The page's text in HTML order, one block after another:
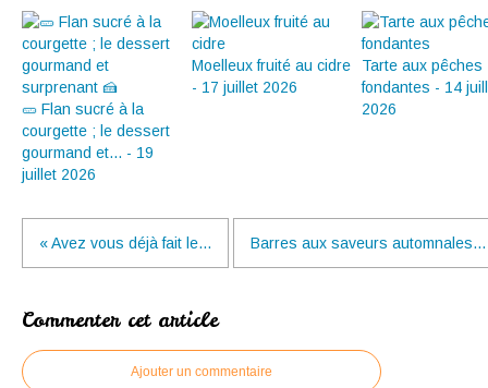
🥒 Flan sucré à la
courgette ; le dessert
gourmand et... - 19
juillet 2026
Moelleux fruité au cidre
- 17 juillet 2026
Tarte aux pêches
fondantes - 14
2026
« Avez vous déjà fait le... Barres aux saveurs
Commenter cet article
Ajouter un commentaire